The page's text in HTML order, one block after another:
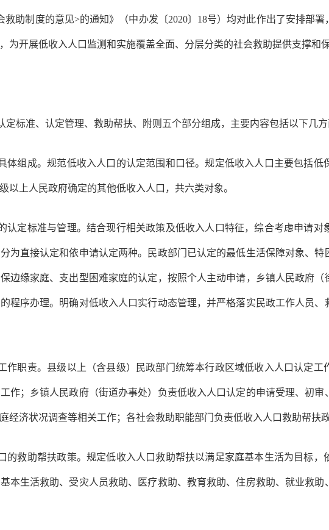
救助制度的意见>的通知》（中办发〔2020〕18号）均对此作出了安排部
为开展低收入人口监测和实施覆盖全面、分层分类的社会救助提供支撑和保
定标准、认定管理、救助帮扶、附则五个部分组成，主要内容包括以下几方
体组成。规范低收入人口的认定范围和口径。规定低收入人口主要包括
以上人民政府确定的其他低收入人口，共六类对象。
认定标准与管理。结合现行相关政策及低收入人口特征，综合考虑申请
为直接认定和依申请认定两种。民政部门已认定的最低生活保障对象、
边缘家庭、支出型困难家庭的认定，按照个人主动申请，乡镇人民政府（
程序办理。明确对低收入人口实行动态管理，并严格落实民政工作人员、
作职责。县级以上（含县级）民政部门统筹本行政区域低收入人口认定
作；乡镇人民政府（街道办事处）负责低收入人口认定的申请受理、初
经济状况调查等相关工作；各社会救助职能部门负责低收入人口救助帮扶
的救助帮扶政策。规定低收入人口救助帮扶以满足家庭基本生活为目标
本生活救助、受灾人员救助、医疗救助、教育救助、住房救助、就业救